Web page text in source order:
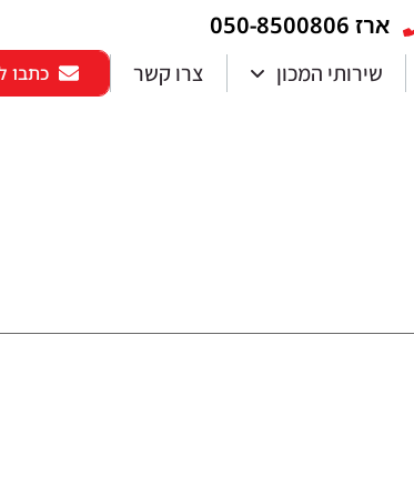
ארז 050-8500806
שירותי המכון צרו קשר כתבו